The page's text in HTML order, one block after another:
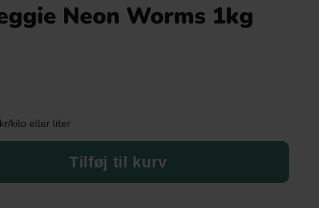
Neon Worms 1kg
kilo eller liter
Tilføj til kurv